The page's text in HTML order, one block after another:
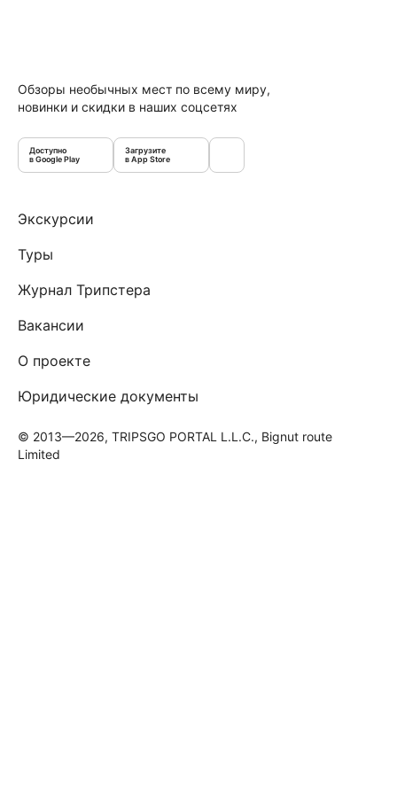
Обзоры необычных мест по всему миру,
новинки и скидки в наших соцсетях
Доступно
в Google Play
Загрузите
в App Store
Экскурсии
Туры
Журнал Трипстера
Вакансии
О проекте
Юридические документы
© 2013—2026, TRIPSGO PORTAL L.L.C., Bignut route
Limited